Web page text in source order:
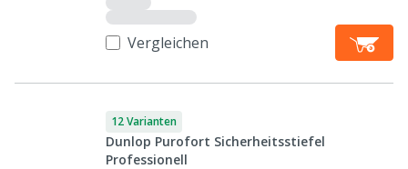
Vergleichen
12 Varianten
Dunlop Purofort Sicherheitsstiefel
Professionell